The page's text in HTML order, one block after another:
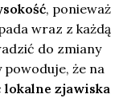
, ponieważ
wraz z każdą
do zmiany
że na
lokalne zjawiska